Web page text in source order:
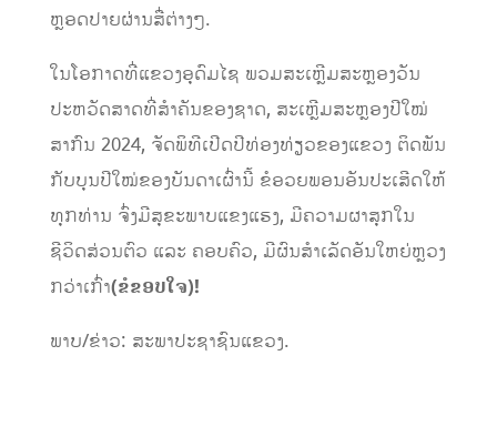
ຫຼອດປາຍຜ່ານສື່ຕ່າງໆ.
ໃນໂອກາດທີ່ແຂວງອຸດົມໄຊ ພວມສະເຫຼີມສະຫຼອງວັນ
ປະຫວັດສາດທີ່ສໍາຄັນຂອງຊາດ, ສະເຫຼີມສະຫຼອງປີໃໝ່
ສາກົນ 2024, ຈັດພິທີເປີດປີທ່ອງທ່ຽວຂອງແຂວງ ຕິດພັນ
ກັບບຸນປີໃໝ່ຂອງບັນດາເຜົ່ານີ້ ຂໍອວຍພອນອັນປະເສີດໃຫ້
ທຸກທ່ານ ຈົ່ງມີສຸຂະພາບແຂງແຮງ, ມີຄວາມຜາສຸກໃນ
ຊີວິດສ່ວນຕົວ ແລະ ຄອບຄົວ, ມີຜົນສໍາເລັດອັນໃຫຍ່ຫຼວງ
ກວ່າເກົ່າ(ຂໍຂອບໃຈ)!
ພາບ/ຂ່າວ: ສະພາປະຊາຊົນແຂວງ.